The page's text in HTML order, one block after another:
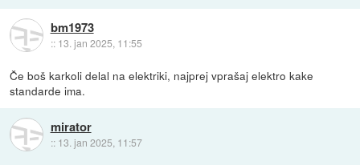
bm1973
:: 13. jan 2025, 11:55
Če boš karkoli delal na elektriki, najprej vprašaj elektro kake
standarde ima.
mirator
:: 13. jan 2025, 11:57